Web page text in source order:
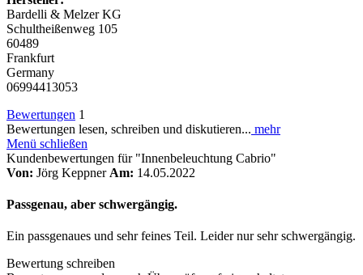
Bardelli & Melzer KG
Schultheißenweg 105
60489
Frankfurt
Germany
06994413053
Bewertungen 1
Bewertungen lesen, schreiben und diskutieren... mehr
Menü schließen
Kundenbewertungen für "Innenbeleuchtung Cabrio"
Von: Jörg Keppner Am: 14.05.2022
Passgenau, aber schwergängig.
Ein passgenaues und sehr feines Teil. Leider nur sehr schwergängig.
Bewertung schreiben